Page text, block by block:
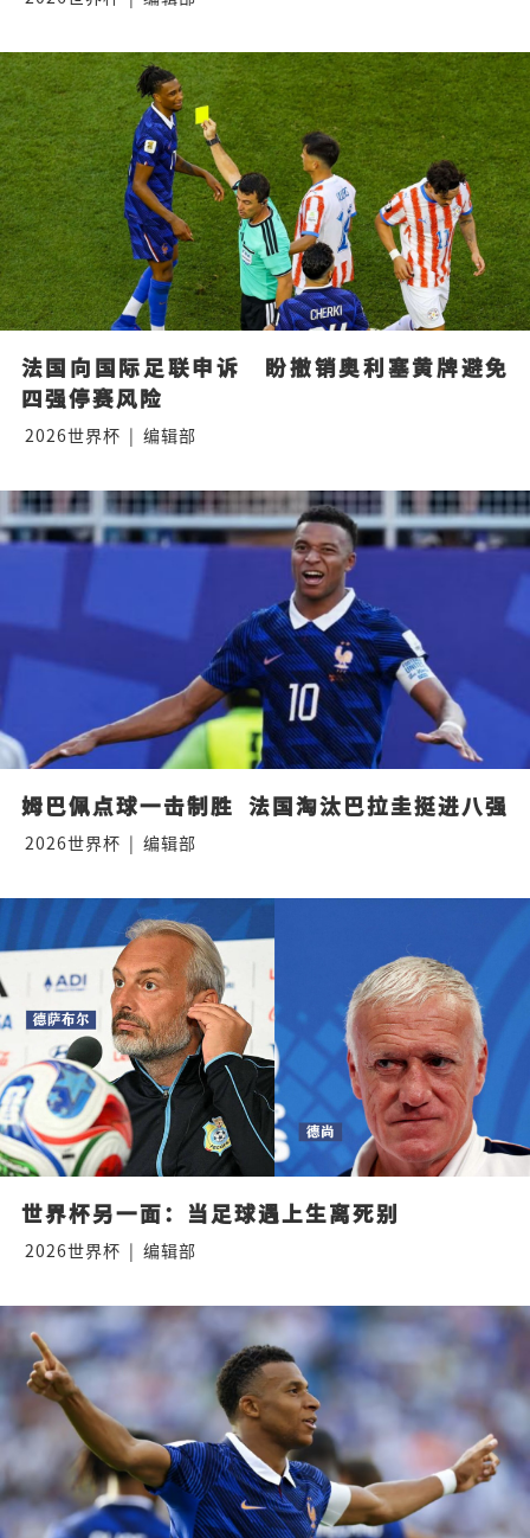
法国向国际足联申诉　盼撤销奥利塞黄牌避免
四强停赛风险
2026世界杯 | 编辑部
姆巴佩点球一击制胜  法国淘汰巴拉圭挺进八强
2026世界杯 | 编辑部
世界杯另一面：当足球遇上生离死别
2026世界杯 | 编辑部